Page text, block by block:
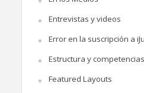
Entrevistas y videos
Error en la suscripción a
Estructura y competencias
Featured Layouts